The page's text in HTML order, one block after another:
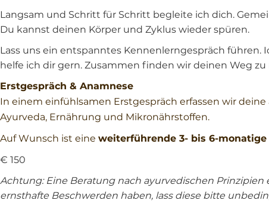
Langsam und Schritt für Schritt begleite ich dich.
Du kannst deinen Körper und Zyklus wieder spüren.
Lass uns ein entspanntes Kennenlerngespräch
helfe ich dir gern. Zusammen finden wir deinen Weg
Erstgespräch & Anamnese
In einem einfühlsamen Erstgespräch erfassen wir
Ayurveda, Ernährung und Mikronährstoffen.
Auf Wunsch ist eine weiterführende 3- bis 6-
€ 150
Achtung: Eine Beratung nach ayurvedischen
ernsthafte Beschwerden haben, lass diese bitte